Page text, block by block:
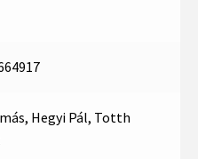
Hegyi Pál, Totth